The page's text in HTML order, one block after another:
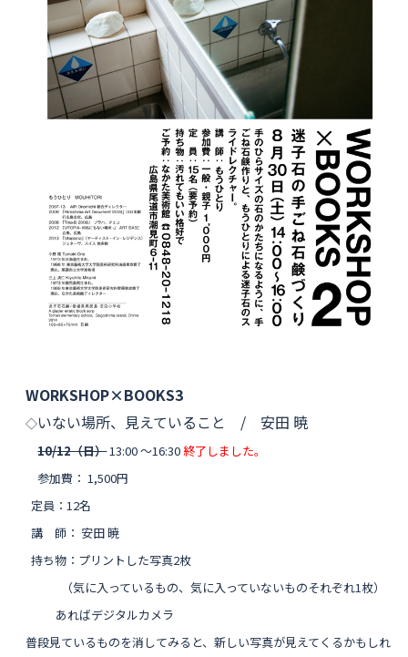
WORKSHOP×BOOKS3
◇いない場所、見えていること / 安田 暁
10/12（日）13:00 〜16:30終了しました。
参加費： 1,500円
定員：12名
講 師： 安田 暁
持ち物：プリントした写真2枚
（気に入っているもの、気に入っていないものそれぞれ1枚）
あればデジタルカメラ
普段見ているものを消してみると、新しい写真が見えてくるかもしれ